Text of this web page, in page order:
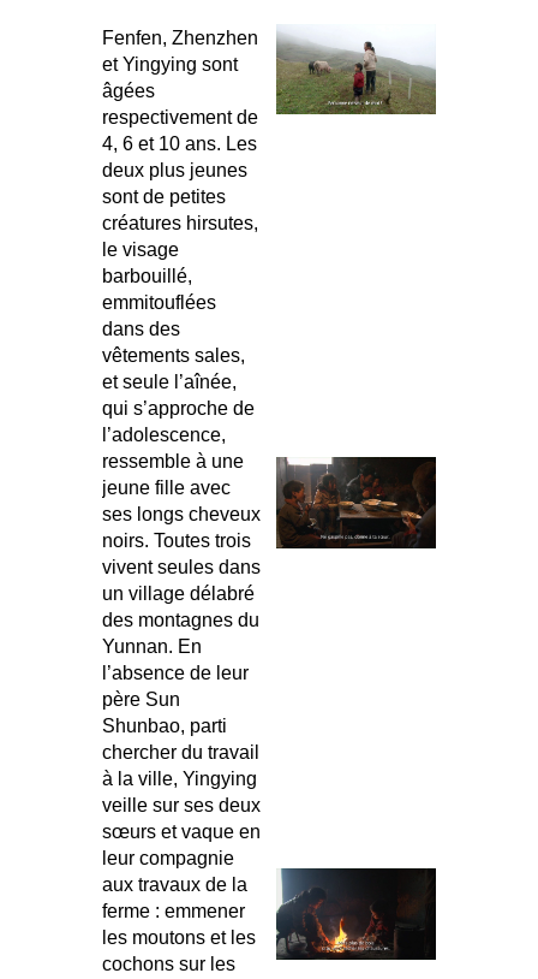
Fenfen, Zhenzhen
et Yingying sont
âgées
respectivement de
4, 6 et 10 ans. Les
deux plus jeunes
sont de petites
créatures hirsutes,
le visage
barbouillé,
emmitouflées
dans des
vêtements sales,
et seule l’aînée,
qui s’approche de
l’adolescence,
ressemble à une
jeune fille avec
ses longs cheveux
noirs. Toutes trois
vivent seules dans
un village délabré
des montagnes du
Yunnan. En
l’absence de leur
père Sun
Shunbao, parti
chercher du travail
à la ville, Yingying
veille sur ses deux
sœurs et vaque en
leur compagnie
aux travaux de la
ferme : emmener
les moutons et les
cochons sur les